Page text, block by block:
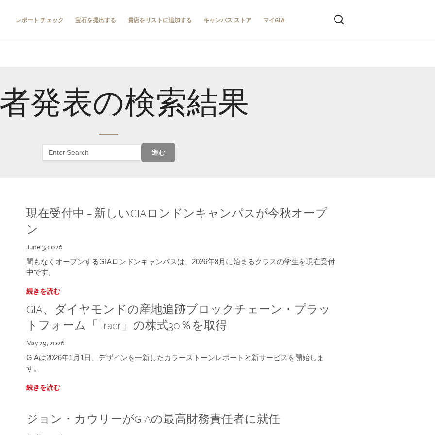
レポート チェック 宝石を提出する 貴店をリストに追加する キャンパス ストア マイGIA
発表の検索結果
進む
現在受付中 – 新しいGIAロンドンキャンパスが今秋オープ
ン
June 3, 2026
間もなくオープンするGIAロンドンキャンパスは、2026年8月に始まるクラスの学生を現在受付
中です。
続きを読む
GIA、ダイヤモンドの産地追跡ブロックチェーン・プラッ
トフォーム「Tracr」の株式30％を取得
May 29, 2026
GIAは2026年1月1日、デザインを一新したカラーストーンレポートと新サービスを開始しま
す。
続きを読む
ジョン・カウリーがGIAの最高財務責任者に就任